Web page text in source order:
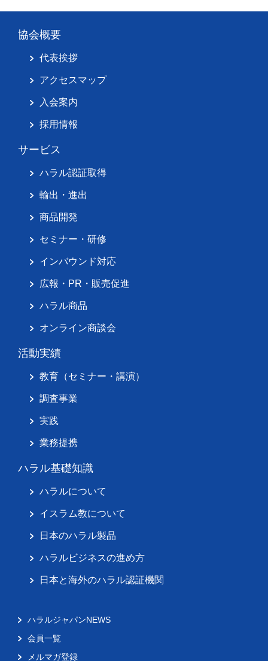
協会概要
代表挨拶
アクセスマップ
入会案内
採用情報
サービス
ハラル認証取得
輸出・進出
商品開発
セミナー・研修
インバウンド対応
広報・PR・販売促進
ハラル商品
オンライン商談会
活動実績
教育（セミナー・講演）
調査事業
実践
業務提携
ハラル基礎知識
ハラルについて
イスラム教について
日本のハラル製品
ハラルビジネスの進め方
日本と海外のハラル認証機関
ハラルジャパンNEWS
会員一覧
メルマガ登録